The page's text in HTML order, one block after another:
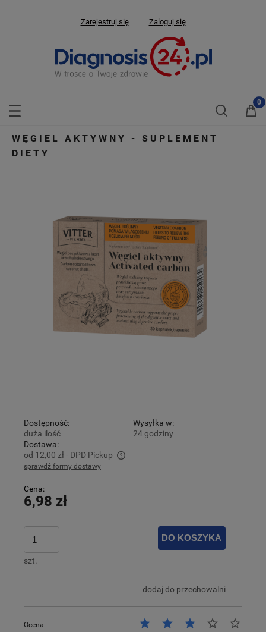
Zarejestruj się Zaloguj się
WĘGIEL AKTYWNY - SUPLEMENT
DIETY
Dostępność:
duża ilość
Wysyłka w:
24 godziny
Dostawa:
od 12,00 zł- DPD Pickup
Cena nie zawiera ewentualnych kosztów płatności
sprawdź formy dostawy
Cena:
6,98 zł
szt.
DO KOSZYKA
dodaj do przechowalni
Ocena: